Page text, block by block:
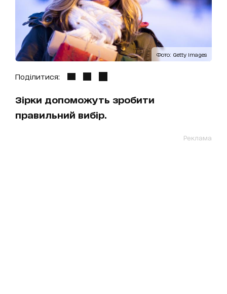
Фото: Getty Images
Поділитися:
Зірки допоможуть зробити
правильний вибір.
Реклама